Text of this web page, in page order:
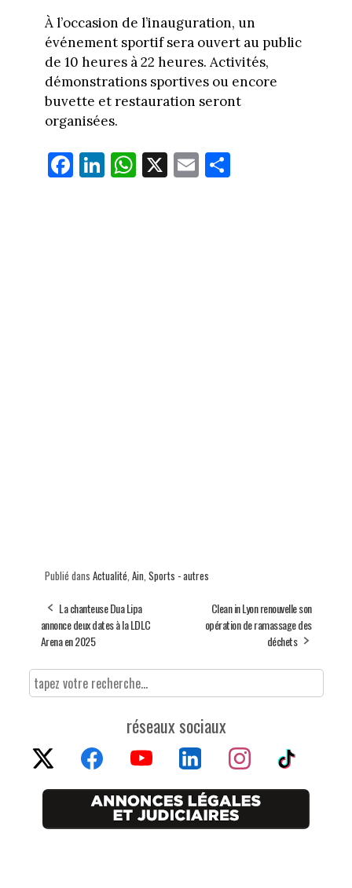
À l’occasion de l’inauguration, un
événement sportif sera ouvert au public
de 10 heures à 22 heures. Activités,
démonstrations sportives ou encore
buvette et restauration seront
organisées.
Fa
ce
Li
nk
W
ha
X E
m
Pa
rt
Publié dans Actualité Ain Sports - autres
La chanteuse Dua Lipa
annonce deux dates à la LDLC
Arena en 2025
Clean in Lyon renouvelle son
opération de ramassage des
déchets
réseaux sociaux